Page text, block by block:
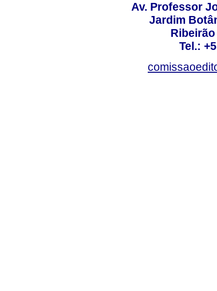
Av. Professor
Jardim
Tel.: